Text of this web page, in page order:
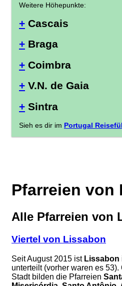
Weitere Höhepunkte:
+ Cascais
+ Braga
+ Coimbra
+ V.N. de Gaia
+ Sintra
Sieh es dir im Portugal
Pfarreien von
Alle Pfarreien von
Viertel von Lissabon
Seit August 2015 ist Lissabon
unterteilt (vorher waren es
Stadt bilden die Pfarreien